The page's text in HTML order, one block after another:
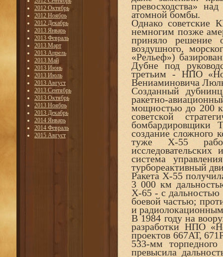
2012 Октябрь
2012 Ноябрь
2012 Декабрь
2013 Январь
2013 Февраль
2013 Март
2013 Апрель
2013 Май
2013 Июнь
2013 Июль
2013 Август
2013 Сентябрь
2013 Октябрь
2013 Ноябрь
2013 Декабрь
2014 Январь
2014 Февраль
2015 Август
превосходства»
атомной бомбы.
Однако советские
немногим позже
приняло решение
воздушного,
«Рельеф»)
Дубне под
третьим - НПО
Вениаминовича
Созданный
ракетно-
мощностью до 200
советской
бомбардировщики
создание сложного
туже Х-55
система
турбореактивный
Ракета Х-55
3 000 км
Х-65 - с дальностью
боевой частью;
и
В 1984 году на
разработки НПО
проектов 667АТ,
533-мм
превысила